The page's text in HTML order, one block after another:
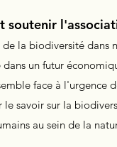
soutenir
la biodiversité dans
dans un futur
face à l'urgence
le savoir sur la
au sein de la